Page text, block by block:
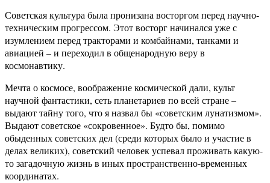
Советская культура была пронизана восторгом перед научно-
техническим прогрессом. Этот восторг начинался уже с
изумлением перед тракторами и комбайнами, танками и
авиацией – и переходил в общенародную веру в
космонавтику.
Мечта о космосе, воображение космической дали, культ
научной фантастики, сеть планетариев по всей стране –
выдают тайну того, что я назвал бы «советским лунатизмом».
Выдают советское «сокровенное». Будто бы, помимо
обыденных советских дел (среди которых было и участие в
делах великих), советский человек успевал проживать какую-
то загадочную жизнь в иных пространственно-временных
координатах.